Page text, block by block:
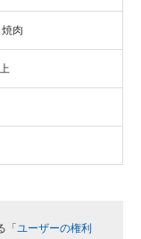
肉
「 ユーザーの権利